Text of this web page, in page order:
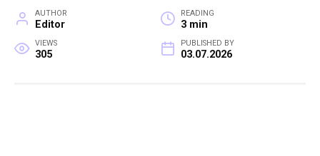
AUTHOR
Editor
READING
3 min
VIEWS
305
PUBLISHED BY
03.07.2026